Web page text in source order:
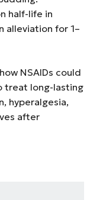
half-life in
alleviation for 1–
NSAIDs could
treat long-lasting
hyperalgesia,
after